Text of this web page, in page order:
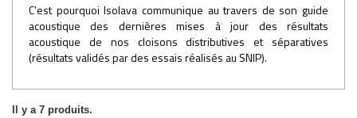
C’est pourquoi Isolava communique au travers de son guide
acoustique des dernières mises à jour des résultats
acoustique de nos cloisons distributives et séparatives
(résultats validés par des essais réalisés au SNIP).
Il y a 7 produits.